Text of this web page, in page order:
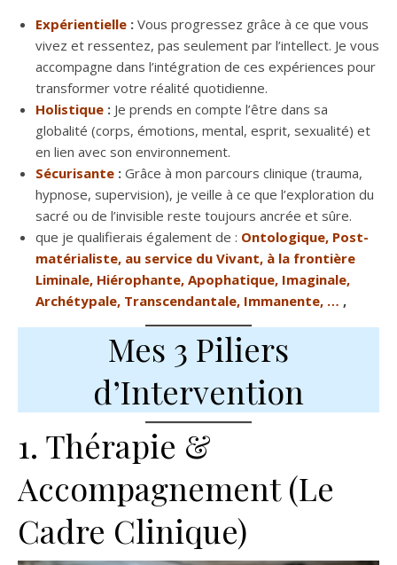
Expérientielle : Vous progressez grâce à ce que vous
vivez et ressentez, pas seulement par l’intellect. Je vous
accompagne dans l’intégration de ces expériences pour
transformer votre réalité quotidienne.
Holistique : Je prends en compte l’être dans sa
globalité (corps, émotions, mental, esprit, sexualité) et
en lien avec son environnement.
Sécurisante : Grâce à mon parcours clinique (trauma,
hypnose, supervision), je veille à ce que l’exploration du
sacré ou de l’invisible reste toujours ancrée et sûre.
que je qualifierais également de : Ontologique, Post-
matérialiste, au service du Vivant, à la frontière
Liminale, Hiérophante, Apophatique, Imaginale,
Archétypale, Transcendantale, Immanente, … ,
Mes 3 Piliers
d’Intervention
1. Thérapie &
Accompagnement (Le
Cadre Clinique)